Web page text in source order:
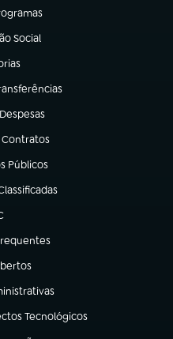
aba)
Social
aba)
nova aba)
aba)
aba)
Públicos
aba)
aba)
em nova aba)
aba)
aba)
aba)
Tecnológicos